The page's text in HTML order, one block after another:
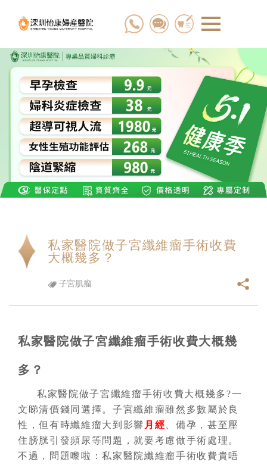
私家醫院做子宮纖維瘤手術收費
大概幾多？
子宮肌瘤
私家醫院做子宮纖維瘤手術收費大概幾
多？
私家醫院做子宮纖維瘤手術收費大概幾多?一
文睇清價錢同選擇。子宮纖維瘤雖然多數屬於良
性，但有時纖維瘤大到影響 月經 、備孕，甚至壓
住膀胱引發頻尿等問題，就要考慮做手術處理。
不過，問題嚟啦：私家醫院纖維瘤手術收費貴唔